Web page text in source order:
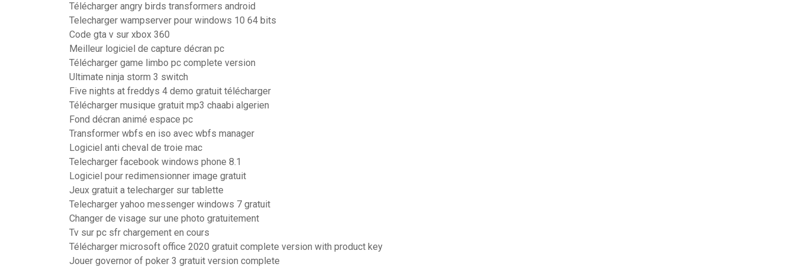
Télécharger angry birds transformers android
Telecharger wampserver pour windows 10 64 bits
Code gta v sur xbox 360
Meilleur logiciel de capture décran pc
Télécharger game limbo pc complete version
Ultimate ninja storm 3 switch
Five nights at freddys 4 demo gratuit télécharger
Télécharger musique gratuit mp3 chaabi algerien
Fond décran animé espace pc
Transformer wbfs en iso avec wbfs manager
Logiciel anti cheval de troie mac
Telecharger facebook windows phone 8.1
Logiciel pour redimensionner image gratuit
Jeux gratuit a telecharger sur tablette
Telecharger yahoo messenger windows 7 gratuit
Changer de visage sur une photo gratuitement
Tv sur pc sfr chargement en cours
Télécharger microsoft office 2020 gratuit complete version with product key
Jouer governor of poker 3 gratuit version complete